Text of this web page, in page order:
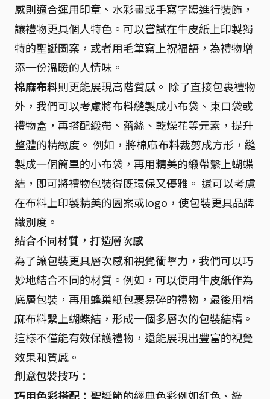
感則適合運用印章、水彩畫或手寫字體進行裝飾，
讓禮物更具個人特色。可以嘗試在牛皮紙上印製獨
特的聖誕圖案，或者用毛筆寫上祝福語，為禮物增
添一份溫暖的人情味。
棉麻布料則更能展現高階質感。 除了直接包裹禮物
外，我們可以考慮將布料縫製成小布袋、束口袋或
禮物盒，再搭配緞帶、蕾絲、乾燥花等元素，提升
整體的精緻度。 例如，將棉麻布料裁剪成方形，縫
製成一個簡單的小布袋，再用精美的緞帶繫上蝴蝶
結，即可將禮物包裝得既環保又優雅。 還可以考慮
在布料上印製精美的圖案或logo，使包裝更具品牌
識別度。
結合不同材質，打造層次感
為了讓包裝更具層次感和視覺衝擊力，我們可以巧
妙地結合不同的材質。例如，可以使用牛皮紙作為
底層包裝，再用蜂巢紙包裹易碎的禮物，最後用棉
麻布料繫上蝴蝶結，形成一個多層次的包裝結構。
這樣不僅能有效保護禮物，還能展現出豐富的視覺
效果和質感。
創意包裝技巧：
巧用色彩搭配： 聖誕節的經典色彩例如紅色、綠